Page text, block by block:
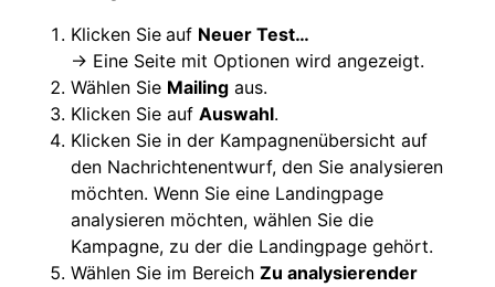
Klicken Sie auf Neuer Test…
→ Eine Seite mit Optionen wird angezeigt.
Wählen Sie Mailing aus.
Klicken Sie auf Auswahl.
Klicken Sie in der Kampagnenübersicht auf
den Nachrichtenentwurf, den Sie analysieren
möchten. Wenn Sie eine Landingpage
analysieren möchten, wählen Sie die
Kampagne, zu der die Landingpage gehört.
Wählen Sie im Bereich Zu analysierender